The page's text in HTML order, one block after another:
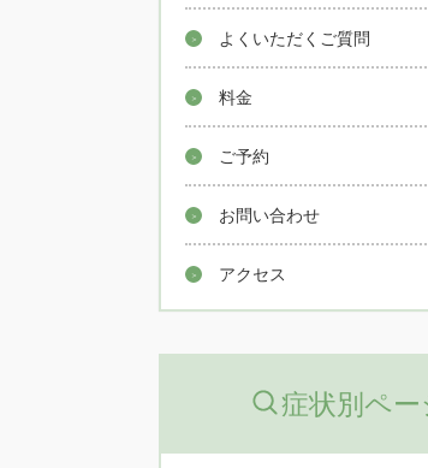
よくいただくご質問
料金
ご予約
お問い合わせ
アクセス
症状別ペー